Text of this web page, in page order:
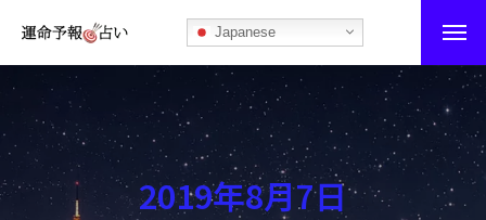
Japanese
運命予報占い
運命予報占いとは
あなたの所属部屋を探そう！2019年8月7日